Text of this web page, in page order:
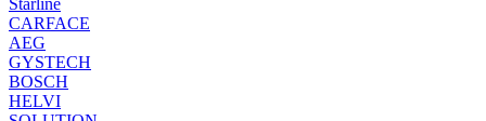
Starline
CARFACE
AEG
GYSTECH
BOSCH
HELVI